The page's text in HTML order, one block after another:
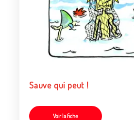
Sauve qui peut !
Voir la fiche